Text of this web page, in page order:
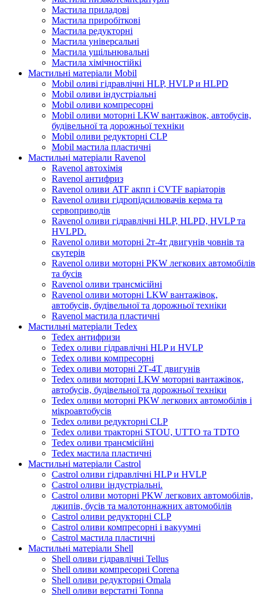
Мастила приладові
Мастила приробіткові
Мастила редукторні
Мастила універсальні
Мастила ущільнювальні
Мастила хімічностійкі
Мастильні матеріали Mobil
Mobil оливі гідравлічні HLP, HVLP и HLPD
Mobil оливи індустріальні
Mobil оливи компресорні
Mobil оливи моторні LKW вантажівок, автобусів,
будівельної та дорожньої техніки
Mobil оливи редукторні CLP
Mobil мастила пластичні
Мастильні матеріали Ravenol
Ravenol автохімія
Ravenol антифриз
Ravenol оливи ATF акпп і CVTF варіаторів
Ravenol оливи гідропідсилювачів керма та
сервоприводів
Ravenol оливи гідравлічні HLP, HLPD, HVLP та
HVLPD.
Ravenol оливи моторні 2т-4т двигунів човнів та
скутерів
Ravenol оливи моторні PKW легкових автомобілів
та бусів
Ravenol оливи трансмісійні
Ravenol оливи моторні LKW вантажівок,
автобусів, будівельної та дорожньої техніки
Ravenol мастила пластичні
Мастильні матеріали Tedex
Tedex антифризи
Tedex оливи гідравлічні HLP и HVLP
Tedex оливи компресорні
Tedex оливи моторні 2Т-4Т двигунів
Tedex оливи моторні LKW моторні вантажівок,
автобусів, будівельної та дорожньої техніки
Tedex оливи моторні PKW легкових автомобілів і
мікроавтобусів
Tedex оливи редукторні CLP
Tedex оливи тракторні STOU, UTTO та TDTO
Tedex оливи трансмісійні
Tedex мастила пластичні
Мастильні матеріали Castrol
Castrol оливи гідравлічні HLP и HVLP
Castrol оливи індустріальні.
Castrol оливи моторні PKW легкових автомобілів,
джипів, бусів та малотоннажних автомобілів
Castrol оливи редукторні CLP
Castrol оливи компресорні і вакуумні
Castrol мастила пластичні
Мастильні матеріали Shell
Shell оливи гідравлічні Tellus
Shell оливи компресорні Corena
Shell оливи редукторні Omala
Shell оливи верстатні Tonna